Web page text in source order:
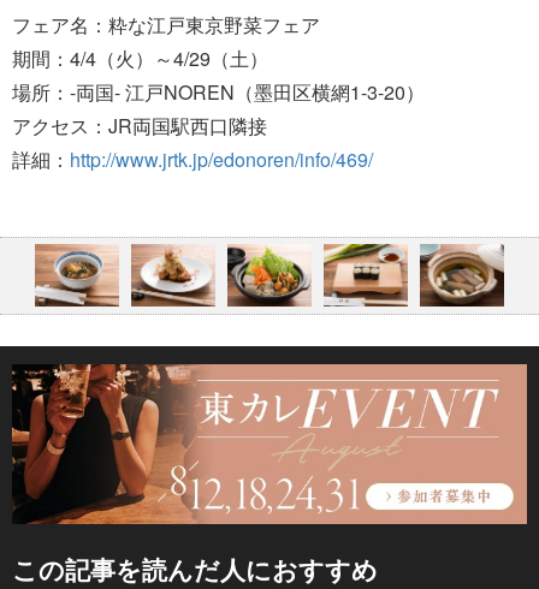
フェア名：粋な江戸東京野菜フェア
期間：4/4（火）～4/29（土）
場所：-両国- 江戸NOREN（墨田区横網1-3-20）
アクセス：JR両国駅西口隣接
詳細： http://www.jrtk.jp/edonoren/info/469/
この記事を読んだ人におすすめ